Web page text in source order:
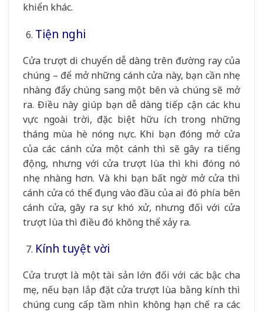
khiển khác.
Tiện nghi
Cửa trượt di chuyển dễ dàng trên đường ray của
chúng – để mở những cánh cửa này, bạn cần nhẹ
nhàng đẩy chúng sang một bên và chúng sẽ mở
ra. Điều này giúp bạn dễ dàng tiếp cận các khu
vực ngoài trời, đặc biệt hữu ích trong những
tháng mùa hè nóng nực. Khi bạn đóng mở cửa
của các cánh cửa một cánh thì sẽ gây ra tiếng
động, nhưng với cửa trượt lùa thì khi đóng nó
nhẹ nhàng hơn. Và khi bạn bất ngờ mở cửa thì
cánh cửa có thể đụng vào đầu của ai đó phía bên
cánh cửa, gây ra sự khó xử, nhưng đối với cửa
trượt lùa thì điều đó không thể xảy ra.
Kính tuyệt vời
Cửa trượt là một tài sản lớn đối với các bậc cha
mẹ, nếu bạn lắp đặt cửa trượt lùa bằng kính thì
chúng cung cấp tầm nhìn không hạn chế ra các